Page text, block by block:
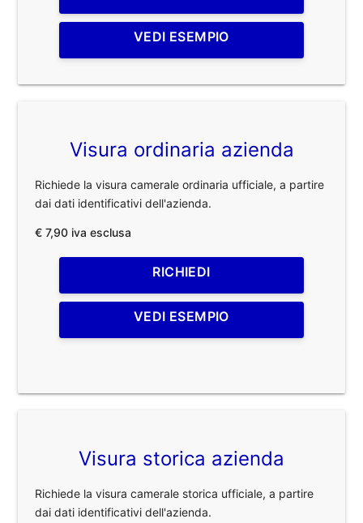
VEDI ESEMPIO
Visura ordinaria azienda
Richiede la visura camerale ordinaria ufficiale, a partire
dai dati identificativi dell'azienda.
€ 7,90 iva esclusa
RICHIEDI
VEDI ESEMPIO
Visura storica azienda
Richiede la visura camerale storica ufficiale, a partire
dai dati identificativi dell'azienda.